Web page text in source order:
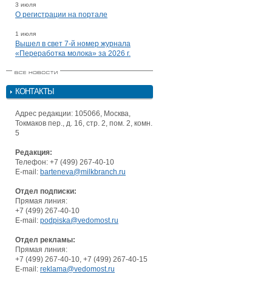
3 июля
О регистрации на портале
1 июля
Вышел в свет 7-й номер журнала
«Переработка молока» за 2026 г.
КОНТАКТЫ
Адрес редакции: 105066, Москва,
Токмаков пер., д. 16, стр. 2, пом. 2, комн.
5
Редакция:
Телефон: +7 (499) 267-40-10
E-mail: barteneva@milkbranch.ru
Отдел подписки:
Прямая линия:
+7 (499) 267-40-10
E-mail: podpiska@vedomost.ru
Отдел рекламы:
Прямая линия:
+7 (499) 267-40-10, +7 (499) 267-40-15
E-mail: reklama@vedomost.ru